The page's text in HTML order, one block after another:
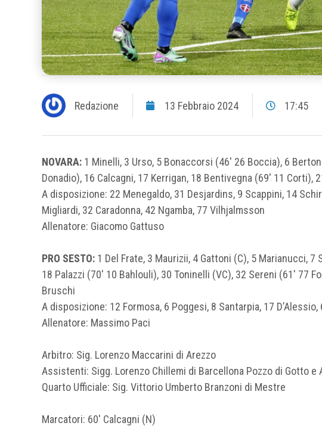
Redazione 13 Febbraio 2024 17:45
NOVARA: 1 Minelli, 3 Urso, 5 Bonaccorsi (46′ 26 Boccia), 6
Donadio), 16 Calcagni, 17 Kerrigan, 18 Bentivegna (69′ 11 Corti),
A disposizione: 22 Menegaldo, 31 Desjardins, 9 Scappini, 14
Migliardi, 32 Caradonna, 42 Ngamba, 77 Vilhjalmsson
Allenatore: Giacomo Gattuso
PRO SESTO: 1 Del Frate, 3 Maurizii, 4 Gattoni (C), 5 Marianucci, 7
18 Palazzi (70′ 10 Bahlouli), 30 Toninelli (VC), 32 Sereni (61′ 77
Bruschi
A disposizione: 12 Formosa, 6 Poggesi, 8 Santarpia, 17
Allenatore: Massimo Paci
Arbitro: Sig. Lorenzo Maccarini di Arezzo
Assistenti: Sigg. Lorenzo Chillemi di Barcellona Pozzo di Gotto
Quarto Ufficiale: Sig. Vittorio Umberto Branzoni di Mestre
Marcatori: 60′ Calcagni (N)